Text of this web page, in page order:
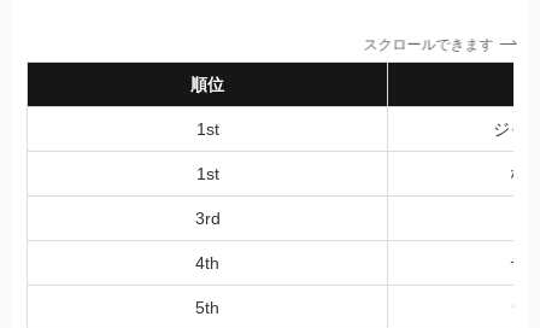
スクロールできます
順位
1st ジャ
1st な
3rd
4th デ
5th ラ